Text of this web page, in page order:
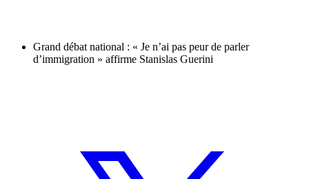
Grand débat national : « Je n’ai pas peur de parler
d’immigration » affirme Stanislas Guerini